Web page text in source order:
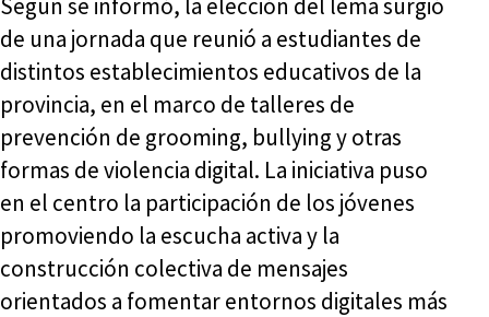
Según se informó, la elección del lema surgió
de una jornada que reunió a estudiantes de
distintos establecimientos educativos de la
provincia, en el marco de talleres de
prevención de grooming, bullying y otras
formas de violencia digital. La iniciativa puso
en el centro la participación de los jóvenes
promoviendo la escucha activa y la
construcción colectiva de mensajes
orientados a fomentar entornos digitales más